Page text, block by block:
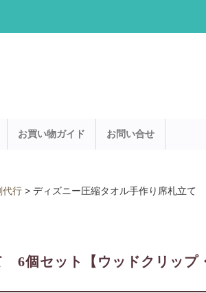
お買い物ガイド お問い合せ
代行 > ディズニー圧縮タオル手作り席札立て
6個セット【ウッドクリップ